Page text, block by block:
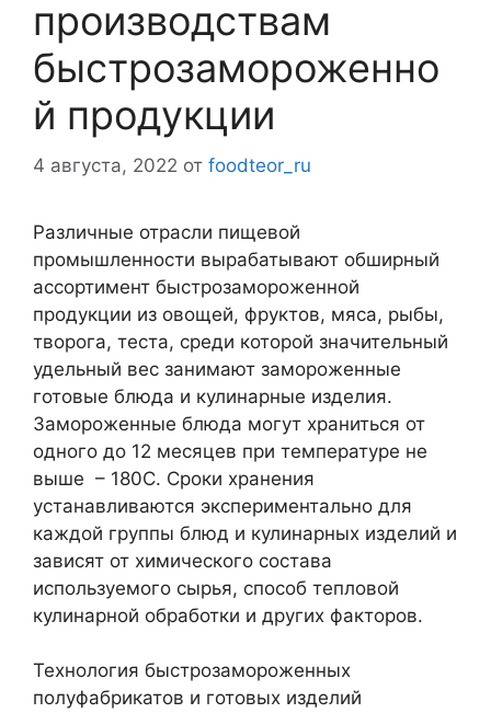
производствам
быстрозамороженно
й продукции
4 августа, 2022 от foodteor_ru
Различные отрасли пищевой
промышленности вырабатывают обширный
ассортимент быстрозамороженной
продукции из овощей, фруктов, мяса, рыбы,
творога, теста, среди которой значительный
удельный вес занимают замороженные
готовые блюда и кулинарные изделия.
Замороженные блюда могут храниться от
одного до 12 месяцев при температуре не
выше – 180С. Сроки хранения
устанавливаются экспериментально для
каждой группы блюд и кулинарных изделий и
зависят от химического состава
используемого сырья, способ тепловой
кулинарной обработки и других факторов.
Технология быстрозамороженных
полуфабрикатов и готовых изделий